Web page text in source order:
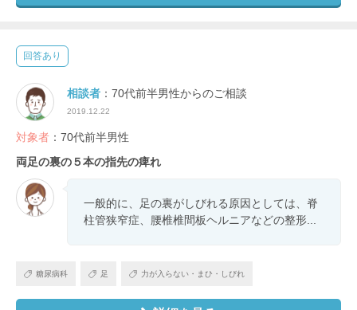
回答あり
相談者 ：70代前半男性からのご相談
2019.12.22
対象者 ：70代前半男性
両足の裏の５本の指先の痺れ
一般的に、足の裏がしびれる原因としては、脊
柱管狭窄症、腰椎椎間板ヘルニアなどの整形...
糖尿病科 足 力が入らない・まひ・しびれ